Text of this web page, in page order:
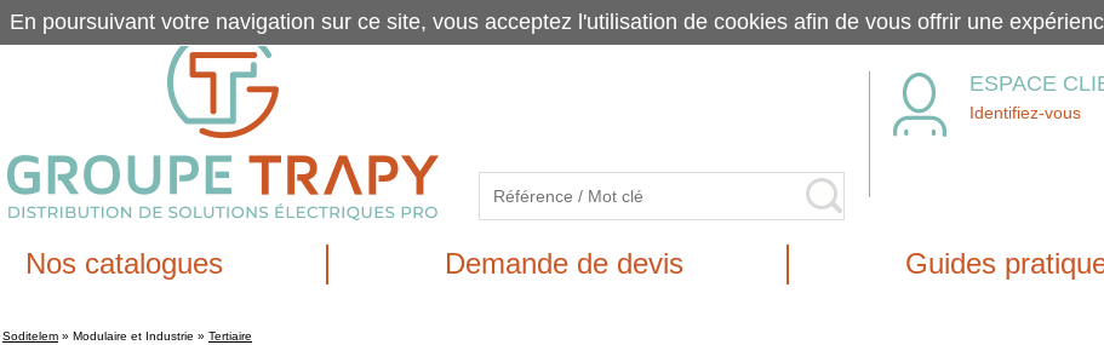
ESPACE
Identifiez-vous
Nos catalogues Demande de devis Guides
Soditelem » Modulaire et Industrie » Tertiaire
En poursuivant votre navigation sur ce site, vous acceptez l'utilisation de cookies afin de vous offrir une